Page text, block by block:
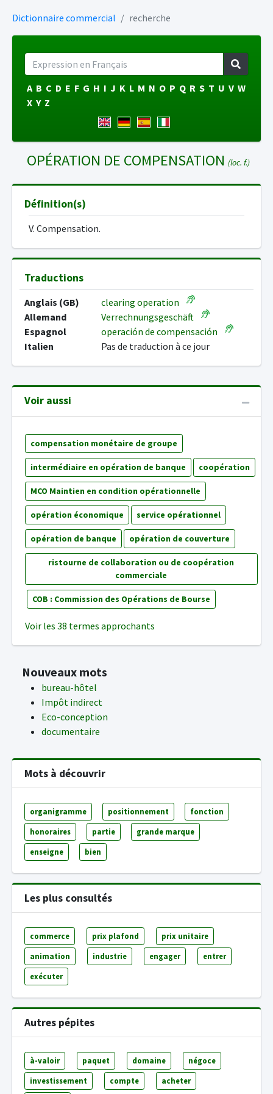
Dictionnaire commercial recherche
A B C D E F G H I J K L M N O P Q R S T U V W
X Y Z
OPÉRATION DE COMPENSATION (loc. f.)
Définition(s)
V. Compensation.
Traductions
Anglais (GB)
clearing operation
Allemand
Verrechnungsgeschäft
Espagnol
operación de compensación
Italien
Pas de traduction à ce jour
Voir aussi
compensation monétaire de groupe
intermédiaire en opération de banque coopération
MCO Maintien en condition opérationnelle
opération économique service opérationnel
opération de banque opération de couverture
ristourne de collaboration ou de coopération
commerciale
COB : Commission des Opérations de Bourse
Voir les 38 termes approchants
Nouveaux mots
bureau-hôtel
Impôt indirect
Eco-conception
documentaire
Mots à découvrir
organigramme positionnement fonction
honoraires partie grande marque
enseigne bien
Les plus consultés
commerce prix plafond prix unitaire
animation industrie engager entrer
exécuter
Autres pépites
à-valoir paquet domaine négoce
investissement compte acheter